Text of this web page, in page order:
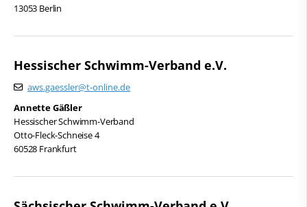
13053 Berlin
Hessischer Schwimm-Verband e.V.
aws.gaessler@t-online.de
Annette Gäßler
Hessischer Schwimm-Verband
Otto-Fleck-Schneise 4
60528 Frankfurt